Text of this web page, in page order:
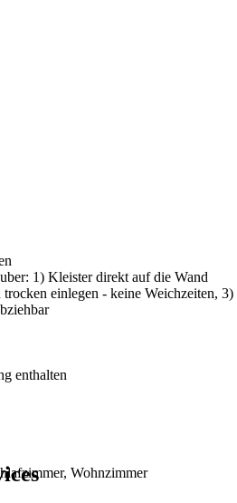
1) Kleister direkt auf die Wand
einlegen - keine Weichzeiten, 3)
enthalten
Wohnzimmer